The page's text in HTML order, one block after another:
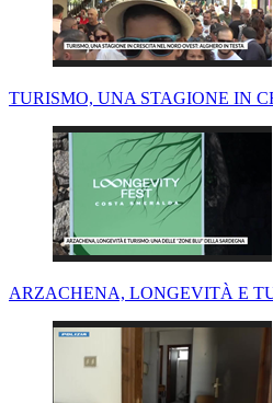
TURISMO, UNA STAGIONE IN
ARZACHENA, LONGEVITÀ E